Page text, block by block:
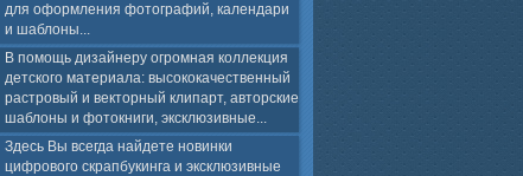
для оформления фотографий, календари
и шаблоны...
В помощь дизайнеру огромная коллекция
детского материала: высококачественный
растровый и векторный клипарт, авторские
шаблоны и фотокниги, эксклюзивные...
Здесь Вы всегда найдете новинки
цифрового скрапбукинга и эксклюзивные